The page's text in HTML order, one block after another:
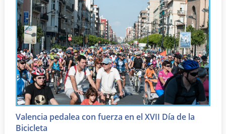
Valencia pedalea con fuerza en el XVII Día de la
Bicicleta